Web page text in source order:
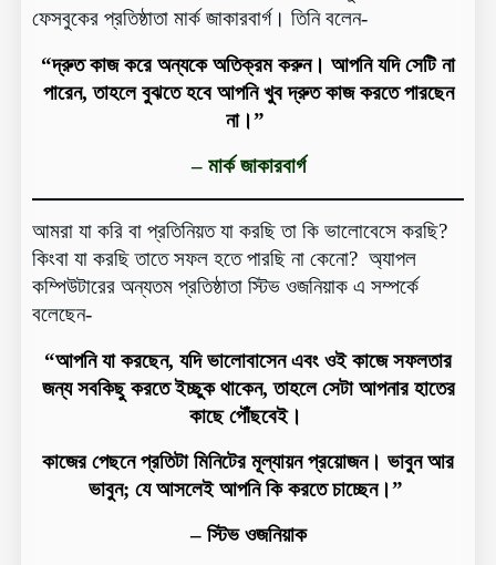
ফেসবুকের প্রতিষ্ঠাতা মার্ক জাকারবার্গ। তিনি বলেন-
“দ্রুত কাজ করে অন্যকে অতিক্রম করুন। আপনি যদি সেটি না
পারেন, তাহলে বুঝতে হবে আপনি খুব দ্রুত কাজ করতে পারছেন
না।”
– মার্ক জাকারবার্গ
আমরা যা করি বা প্রতিনিয়ত যা করছি তা কি ভালোবেসে করছি?
কিংবা যা করছি তাতে সফল হতে পারছি না কেনো? অ্যাপল
কম্পিউটারের অন্যতম প্রতিষ্ঠাতা স্টিভ ওজনিয়াক এ সম্পর্কে
বলেছেন-
“আপনি যা করছেন, যদি ভালোবাসেন এবং ওই কাজে সফলতার
জন্য সবকিছু করতে ইচ্ছুক থাকেন, তাহলে সেটা আপনার হাতের
কাছে পৌঁছবেই।
কাজের পেছনে প্রতিটা মিনিটের মূল্যায়ন প্রয়োজন। ভাবুন আর
ভাবুন; যে আসলেই আপনি কি করতে চাচ্ছেন।”
– স্টিভ ওজনিয়াক